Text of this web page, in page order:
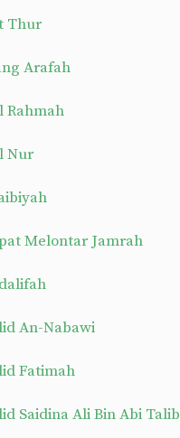
Thur
Arafah
Rahmah
Nur
Melontar Jamrah
An-Nabawi
Fatimah
Saidina Ali Bin Abi Talib